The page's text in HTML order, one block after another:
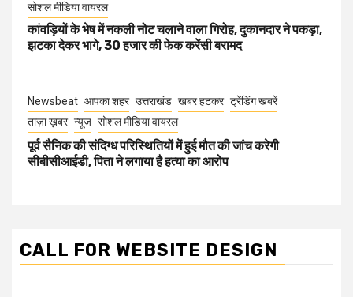
सोशल मीडिया वायरल
कांवड़ियों के भेष में नकली नोट चलाने वाला गिरोह, दुकानदार ने पकड़ा,
झटका देकर भागे, 30 हजार की फेक करेंसी बरामद
Newsbeat आपका शहर उत्तराखंड खबर हटकर ट्रेंडिंग खबरें
ताज़ा ख़बर न्यूज़ सोशल मीडिया वायरल
पूर्व सैनिक की संदिग्ध परिस्थितियों में हुई मौत की जांच करेगी
सीबीसीआईडी, पिता ने लगाया है हत्या का आरोप
CALL FOR WEBSITE DESIGN